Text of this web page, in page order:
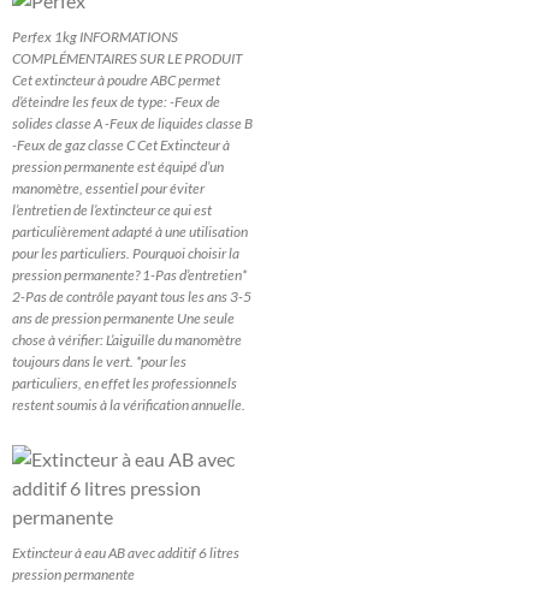
Perfex 1kg INFORMATIONS
COMPLÉMENTAIRES SUR LE PRODUIT
Cet extincteur à poudre ABC permet
d’éteindre les feux de type: -Feux de
solides classe A -Feux de liquides classe B
-Feux de gaz classe C Cet Extincteur à
pression permanente est équipé d’un
manomètre, essentiel pour éviter
l’entretien de l’extincteur ce qui est
particulièrement adapté à une utilisation
pour les particuliers. Pourquoi choisir la
pression permanente? 1-Pas d’entretien*
2-Pas de contrôle payant tous les ans 3-5
ans de pression permanente Une seule
chose à vérifier: L’aiguille du manomètre
toujours dans le vert. *pour les
particuliers, en effet les professionnels
restent soumis à la vérification annuelle.
Extincteur à eau AB avec additif 6 litres
pression permanente